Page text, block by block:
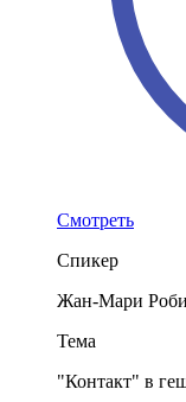
Смотреть
Спикер
Жан-Мари
Тема
"Контакт" в